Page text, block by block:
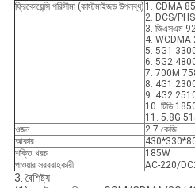
ফ্রিকোয়েন্সি পরিসীমা (কাস্টমাইজড উপলব্ধ) 1. CDMA
2. DCS/
3. জিএসএম
4. WCDMA
5. 5G1
6. 5G2
7. 700M
8. 4G1
9. 4G2
10. টিডি
11. 5.8G
ওজন
2.7 কেজি
আকার
শক্তি খরচ
185W
পাওয়ার সরবরাহকারী
AC-220/
3. বৈশিষ্ট্য